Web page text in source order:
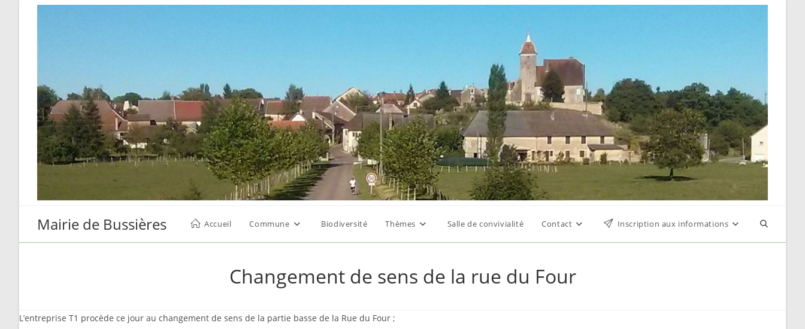
Mairie de Bussières Accueil Commune Biodiversité Thèmes Salle de convivialité Contact Inscription aux informations Toggle
Changement de sens de la rue du Four
L’entreprise T1 procède ce jour au changement de sens de la partie basse de la Rue du Four ;